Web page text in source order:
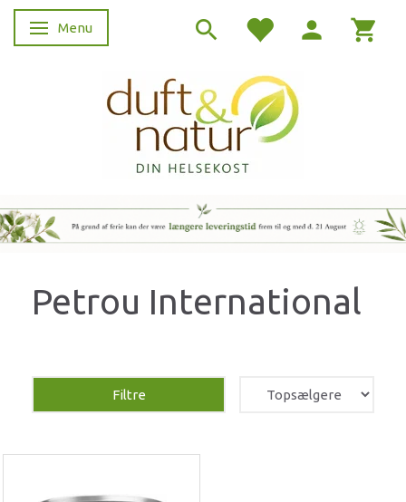
Skifte navigation
Menu
Petrou International
Filtre